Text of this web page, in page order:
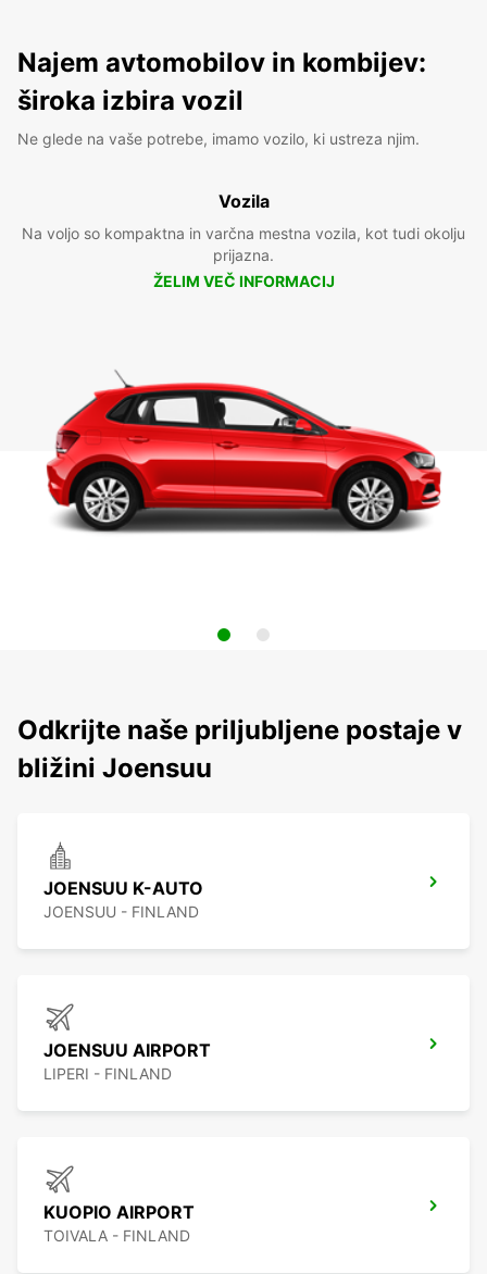
Najem avtomobilov in kombijev:
široka izbira vozil
Ne glede na vaše potrebe, imamo vozilo, ki ustreza njim.
Vozila
Na voljo so kompaktna in varčna mestna vozila, kot tudi okolju
prijazna.
ŽELIM VEČ INFORMACIJ
Odkrijte naše priljubljene postaje v
bližini Joensuu
JOENSUU K-AUTO
JOENSUU - FINLAND
JOENSUU AIRPORT
LIPERI - FINLAND
KUOPIO AIRPORT
TOIVALA - FINLAND